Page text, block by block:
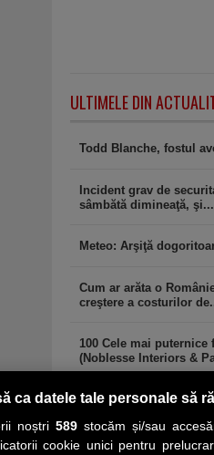
ULTIMELE DIN
Todd Blanche, fostul
Incident grav de
sâmbătă dimineaţă, şi...
Meteo: Arşiţă
Cum ar arăta o
creştere a costurilor
100 Cele mai
(Noblesse Interiors &
ca datele tale personale să
noștri 589stocăm și/sau
cookie unici pentru